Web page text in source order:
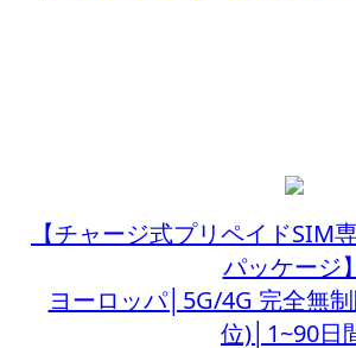
【チャージ式プリペイドSIM
パッケージ】
ヨーロッパ│5G/4G 完全無
位)│1~90日